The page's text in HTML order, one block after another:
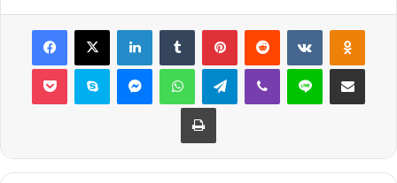
Facebook
X LinkedInTumblr PinterestReddit VKontakte
Pocket Skype MessengerWhatsAppTelegramViber Line E-Posta ile
Yazdır